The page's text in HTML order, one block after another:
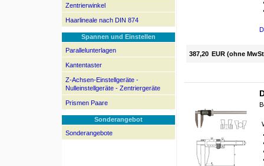
Zentrierwinkel
Haarlineale nach DIN 874
Spannen und Einstellen
Parallelunterlagen
Kantentaster
Z-Achsen-Einstellgeräte -
Nulleinstellgeräte - Zentriergeräte
Prismen Paare
Sonderangebot
Sonderangebote
387,20 EUR (ohne